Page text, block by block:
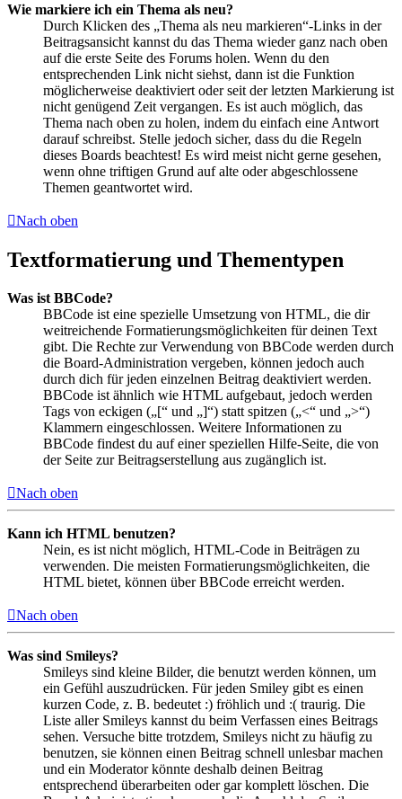
Wie markiere ich ein Thema als neu?
Durch Klicken des „Thema als neu markieren“-Links in der
Beitragsansicht kannst du das Thema wieder ganz nach oben
auf die erste Seite des Forums holen. Wenn du den
entsprechenden Link nicht siehst, dann ist die Funktion
möglicherweise deaktiviert oder seit der letzten Markierung ist
nicht genügend Zeit vergangen. Es ist auch möglich, das
Thema nach oben zu holen, indem du einfach eine Antwort
darauf schreibst. Stelle jedoch sicher, dass du die Regeln
dieses Boards beachtest! Es wird meist nicht gerne gesehen,
wenn ohne triftigen Grund auf alte oder abgeschlossene
Themen geantwortet wird.
Nach oben
Textformatierung und Thementypen
Was ist BBCode?
BBCode ist eine spezielle Umsetzung von HTML, die dir
weitreichende Formatierungsmöglichkeiten für deinen Text
gibt. Die Rechte zur Verwendung von BBCode werden durch
die Board-Administration vergeben, können jedoch auch
durch dich für jeden einzelnen Beitrag deaktiviert werden.
BBCode ist ähnlich wie HTML aufgebaut, jedoch werden
Tags von eckigen („[“ und „]“) statt spitzen („<“ und „>“)
Klammern eingeschlossen. Weitere Informationen zu
BBCode findest du auf einer speziellen Hilfe-Seite, die von
der Seite zur Beitragserstellung aus zugänglich ist.
Nach oben
Kann ich HTML benutzen?
Nein, es ist nicht möglich, HTML-Code in Beiträgen zu
verwenden. Die meisten Formatierungsmöglichkeiten, die
HTML bietet, können über BBCode erreicht werden.
Nach oben
Was sind Smileys?
Smileys sind kleine Bilder, die benutzt werden können, um
ein Gefühl auszudrücken. Für jeden Smiley gibt es einen
kurzen Code, z. B. bedeutet :) fröhlich und :( traurig. Die
Liste aller Smileys kannst du beim Verfassen eines Beitrags
sehen. Versuche bitte trotzdem, Smileys nicht zu häufig zu
benutzen, sie können einen Beitrag schnell unlesbar machen
und ein Moderator könnte deshalb deinen Beitrag
entsprechend überarbeiten oder gar komplett löschen. Die